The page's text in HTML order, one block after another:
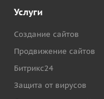
Услуги
Создание сайтов
Продвижение сайтов
Битрикс24
Защита от вирусов